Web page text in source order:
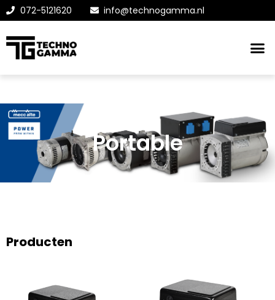
072-5121620 info@technogamma.nl
Portable
Producten